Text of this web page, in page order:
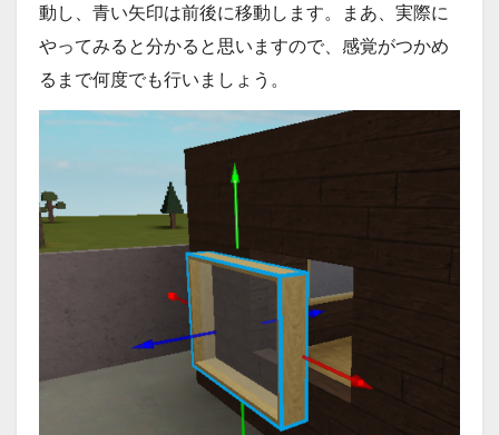
動し、青い矢印は前後に移動します。まあ、実際に
やってみると分かると思いますので、感覚がつかめ
るまで何度でも行いましょう。